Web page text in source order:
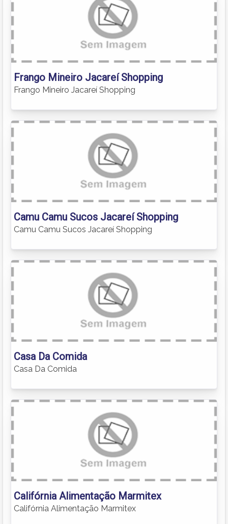
Frango Mineiro Jacareí Shopping
Frango Mineiro Jacareí Shopping
Camu Camu Sucos Jacareí Shopping
Camu Camu Sucos Jacareí Shopping
Casa Da Comida
Casa Da Comida
Califórnia Alimentação Marmitex
Califórnia Alimentação Marmitex